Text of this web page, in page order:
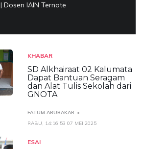
| Dosen IAIN Ternate
KHABAR
SD Alkhairaat 02 Kalumata
Dapat Bantuan Seragam
dan Alat Tulis Sekolah dari
GNOTA
FATUM ABUBAKAR
RABU, 14:16:53 07 MEI 2025
ESAI